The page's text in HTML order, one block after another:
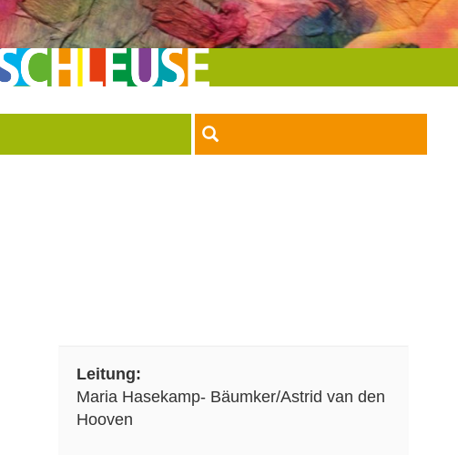
Leitung:
Maria Hasekamp- Bäumker/Astrid van den
Hooven